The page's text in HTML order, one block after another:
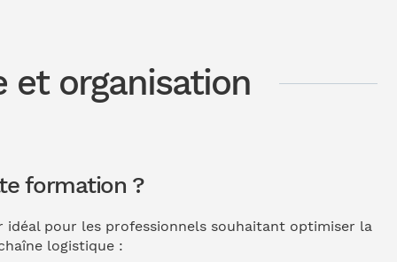
et organisation
formation ?
pour les professionnels souhaitant optimiser la
logistique :